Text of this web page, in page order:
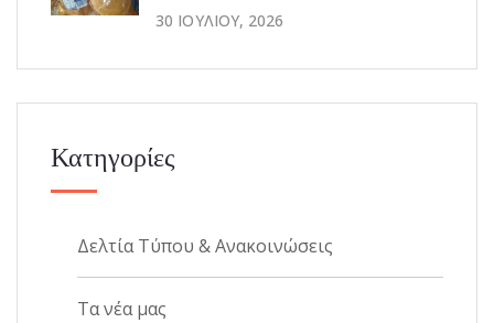
30 ΙΟΥΛΊΟΥ, 2026
Κατηγορίες
Δελτία Τύπου & Ανακοινώσεις
Τα νέα μας